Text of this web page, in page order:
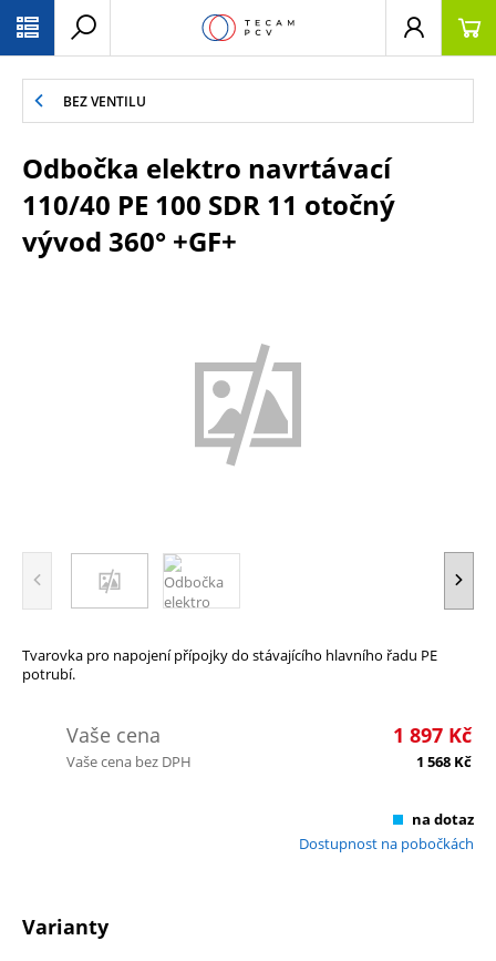
BEZ VENTILU
Odbočka elektro navrtávací
110/40 PE 100 SDR 11 otočný
vývod 360° +GF+
Tvarovka pro napojení přípojky do stávajícího hlavního řadu PE
potrubí.
Vaše cena 1 897 Kč
Vaše cena bez DPH 1 568 Kč
na dotaz
Dostupnost na pobočkách
Varianty